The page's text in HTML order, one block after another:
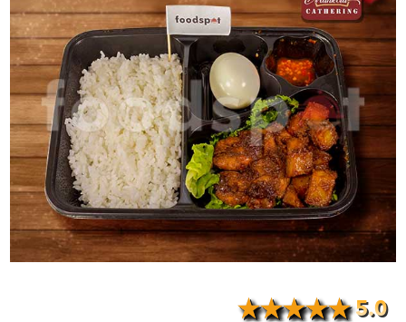
FAQ
ABOUT
CATERERS
BLOG
TERMS
&
CONDITIONS
CALL
CENTER
021
5091
3494
5.0